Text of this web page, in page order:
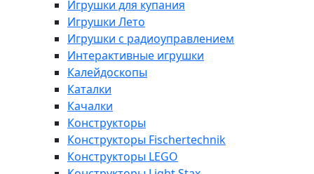
Игрушки для купания
Игрушки Лето
Игрушки с радиоуправлением
Интерактивные игрушки
Калейдоскопы
Каталки
Качалки
Конструкторы
Конструкторы Fisсhertechnik
Конструкторы LEGO